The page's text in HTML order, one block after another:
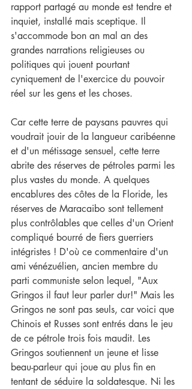
rapport partagé au monde est tendre et
inquiet, installé mais sceptique. Il
s'accommode bon an mal an des
grandes narrations religieuses ou
politiques qui jouent pourtant
cyniquement de l'exercice du pouvoir
réel sur les gens et les choses.
Car cette terre de paysans pauvres qui
voudrait jouir de la langueur caribéenne
et d'un métissage sensuel, cette terre
abrite des réserves de pétroles parmi les
plus vastes du monde. A quelques
encablures des côtes de la Floride, les
réserves de Maracaibo sont tellement
plus contrôlables que celles d'un Orient
compliqué bourré de fiers guerriers
intégristes ! D'où ce commentaire d'un
ami vénézuélien, ancien membre du
parti communiste selon lequel, "Aux
Gringos il faut leur parler dur!" Mais les
Gringos ne sont pas seuls, car voici que
Chinois et Russes sont entrés dans le jeu
de ce pétrole trois fois maudit. Les
Gringos soutiennent un jeune et lisse
beau-parleur qui joue au plus fin en
tentant de séduire la soldatesque. Ni les